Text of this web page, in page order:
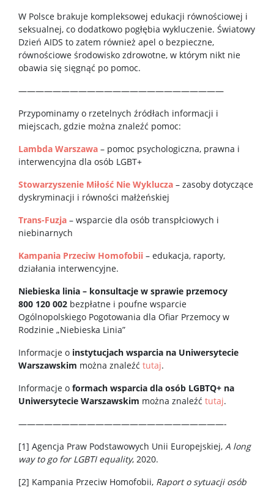
W Polsce brakuje kompleksowej edukacji równościowej i
seksualnej, co dodatkowo pogłębia wykluczenie. Światowy
Dzień AIDS to zatem również apel o bezpieczne,
równościowe środowisko zdrowotne, w którym nikt nie
obawia się sięgnąć po pomoc.
————————————————————————
Przypominamy o rzetelnych źródłach informacji i
miejscach, gdzie można znaleźć pomoc:
Lambda Warszawa – pomoc psychologiczna, prawna i
interwencyjna dla osób LGBT+
Stowarzyszenie Miłość Nie Wyklucza – zasoby dotyczące
dyskryminacji i równości małżeńskiej
Trans-Fuzja – wsparcie dla osób transpłciowych i
niebinarnych
Kampania Przeciw Homofobii – edukacja, raporty,
działania interwencyjne.
Niebieska linia – konsultacje w sprawie przemocy
800 120 002 bezpłatne i poufne wsparcie
Ogólnopolskiego Pogotowania dla Ofiar Przemocy w
Rodzinie „Niebieska Linia”
Informacje o instytucjach wsparcia na Uniwersytecie
Warszawskim można znaleźć tutaj.
Informacje o formach wsparcia dla osób LGBTQ+ na
Uniwersytecie Warszawskim można znaleźć tutaj.
————————————————————————-
[1] Agencja Praw Podstawowych Unii Europejskiej, A long
way to go for LGBTI equality, 2020.
[2] Kampania Przeciw Homofobii, Raport o sytuacji osób